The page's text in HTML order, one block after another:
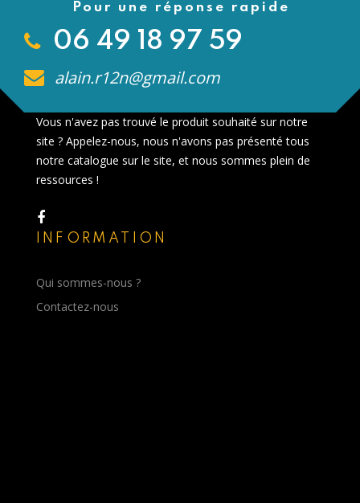
Pour une réponse rapide
06 49 18 97 59
alain.r12n@gmail.com
Vous n'avez pas trouvé le produit souhaité sur notre
site ? Appelez-nous, nous n'avons pas présenté tous
notre catalogue sur le site, et nous sommes plein de
ressources !
INFORMATION
Qui sommes-nous ?
Contactez-nous